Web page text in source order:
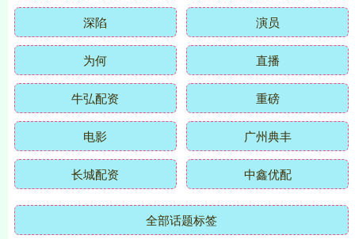
深陷 演员
为何 直播
牛弘配资 重磅
电影 广州典丰
长城配资 中鑫优配
全部话题标签